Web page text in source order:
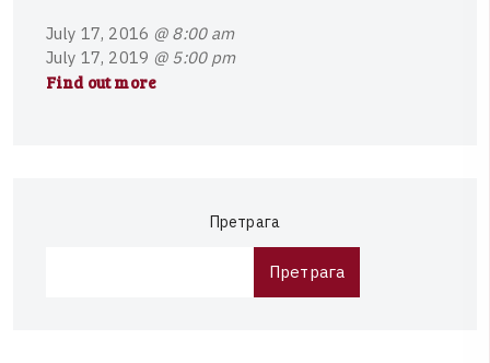
July 17, 2016 @ 8:00 am
July 17, 2019 @ 5:00 pm
Find out more
Претрага
Претрага